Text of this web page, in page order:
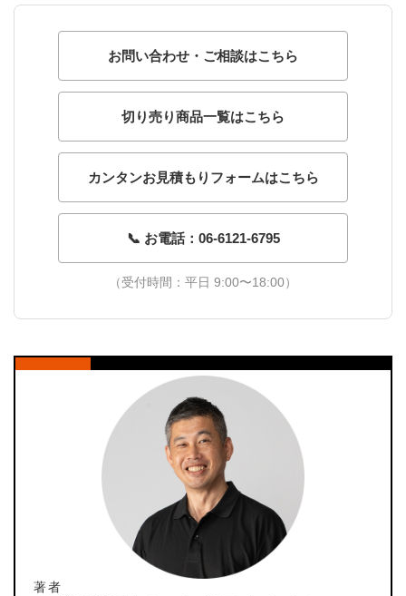
お問い合わせ・ご相談はこちら
切り売り商品一覧はこちら
カンタンお見積もりフォームはこちら
📞 お電話：06-6121-6795
（受付時間：平日 9:00〜18:00）
著者